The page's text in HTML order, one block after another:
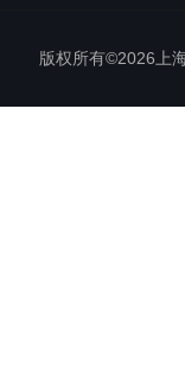
版权所有©2026